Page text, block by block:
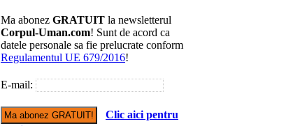
Ma abonez GRATUIT la newsletterul
Corpul-Uman.com! Sunt de acord ca
datele personale sa fie prelucrate conform
Regulamentul UE 679/2016!
E-mail:
Clic aici pentru